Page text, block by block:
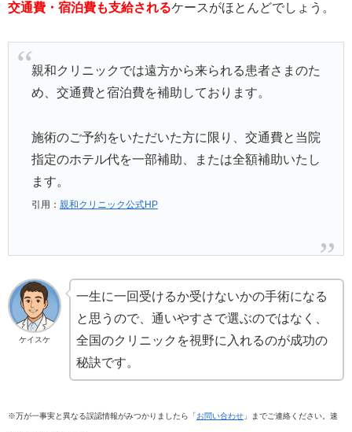
交通費・宿泊費も支給されるケースがほとんどでしょう。
親和クリニックでは遠方から来られる患者さまのた
め、交通費と宿泊費を補助しております。
施術のご予約をいただいた方に限り、交通費と当院
指定のホテル代を一部補助、または全額補助いたし
ます。
引用： 親和クリニック公式HP
ケイスケ
一生に一回受けるか受けないかの手術になる
と思うので、通いやすさで選ぶのではなく、
全国のクリニックを視野に入れるのが成功の
秘訣です。
※万が一事実と異なる誤認情報がみつかりましたら「お問い合わせ 」までご連絡ください。速